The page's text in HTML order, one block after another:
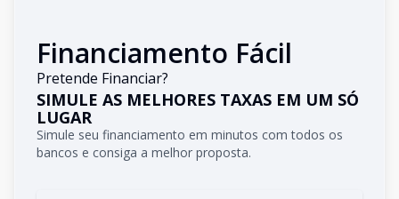
Financiamento Fácil
Pretende Financiar?
SIMULE AS MELHORES TAXAS EM UM SÓ
LUGAR
Simule seu financiamento em minutos com todos os
bancos e consiga a melhor proposta.